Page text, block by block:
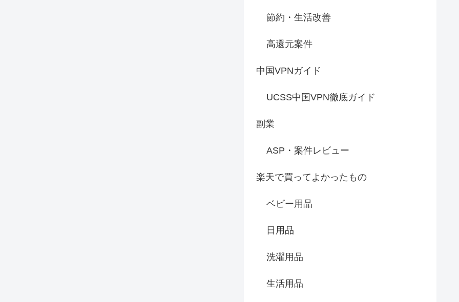
節約・生活改善
高還元案件
中国VPNガイド
UCSS中国VPN徹底ガイド
副業
ASP・案件レビュー
楽天で買ってよかったもの
ベビー用品
日用品
洗濯用品
生活用品